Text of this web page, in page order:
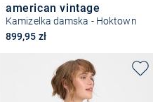
american vintage
Kamizelka damska - Hoktown
899,95 zł